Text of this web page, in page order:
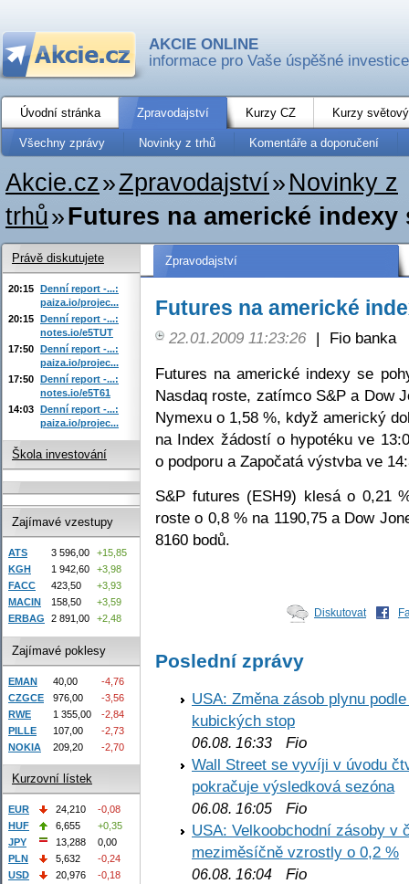
AKCIE ONLINE
informace pro Vaše úspěšné investice
Úvodní stránka Zpravodajství Kurzy CZ Kurzy
Všechny zprávy Novinky z trhů Komentáře a doporučení
Akcie.cz»Zpravodajství» Novinky z
trhů»Futures na americké indexy
Zpravodajství
Futures na americké
22.01.2009 11:23:26 |
Fio banka
Futures na americké indexy se
Nasdaq roste, zatímco S&P a Dow
Nymexu o 1,58 %, když americký
na Index žádostí o hypotéku ve
o podporu a Započatá výstvba ve
S&P futures (ESH9) klesá o 0,21
roste o 0,8 % na 1190,75 a Dow
8160 bodů.
Diskutovat
Poslední zprávy
USA: Změna zásob plynu
kubických stop
06.08. 16:33 Fio
Wall Street se vyvíji v úvodu
pokračuje výsledková sezóna
06.08. 16:05 Fio
USA: Velkoobchodní zásoby v
meziměsíčně vzrostly o 0,2 %
06.08. 16:04 Fio
Právě diskutujete
20:15 Denní report -...:
paiza.io/projec...
20:15 Denní report -...:
notes.io/e5TUT
17:50 Denní report -...:
paiza.io/projec...
17:50 Denní report -...:
notes.io/e5T61
14:03 Denní report -...:
paiza.io/projec...
Škola investování
Zajímavé vzestupy
ATS 3 596,00
+15,85
KGH
1 942,60
+3,98
FACC
423,50
+3,93
MACIN
158,50
+3,59
ERBAG
2 891,00 +2,48
Zajímavé poklesy
EMAN 40,00
-4,76
CZGCE
976,00
-3,56
RWE
1 355,00
-2,84
PILLE
107,00
-2,73
NOKIA
209,20 -2,70
Kurzovní lístek
EUR 24,210
-0,08
HUF
6,655
+0,35
JPY
13,288
0,00
PLN
5,632
-0,24
USD
20,976 -0,18